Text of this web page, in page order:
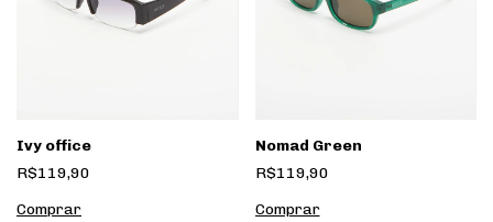
Ivy office
R$119,90
Nomad Green
R$119,90